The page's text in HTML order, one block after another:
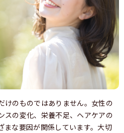
けのものではありません。女性の
スの変化、栄養不足、ヘアケアの
まな要因が関係しています。大切